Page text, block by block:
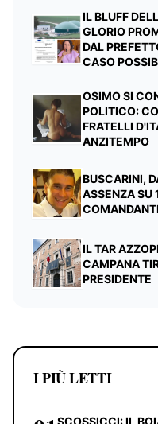
IL BLUFF
GLORIO
DAL
CASO
OSIMO SI
POLITICO:
FRATELLI
ANZITEMPO
BUSCARINI,
ASSENZA SU
IL TAR
CAMPANA
PRESIDENTE
I PIÙ LETTI